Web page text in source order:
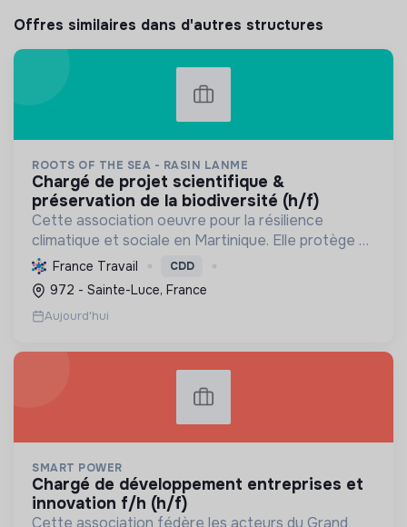
Offres similaires dans d'autres structures
ROOTS OF THE SEA - RASIN LANME
chargé de projet scientifique &
préservation de la biodiversité (h/f)
Cette association oeuvre pour la résilience
climatique et sociale en Martinique. Elle protège et
restaure les écosystèmes marins et côtiers,
sensibilise le public et mobilise les citoyens pour un
aven...
France Travail CDD
972 - Sainte-Luce, France
Aujourd'hui
SMART POWER
chargé de développement entreprises et
innovation f/h (h/f)